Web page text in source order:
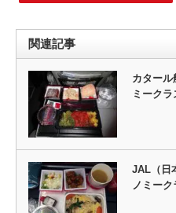
関連記事
カター
ミークラ
JAL（日
ノミーク